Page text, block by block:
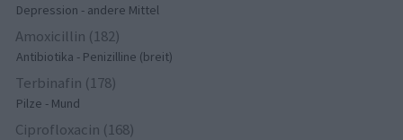
Depression - andere Mittel
Amoxicillin (182)
Antibiotika - Penizilline (breit)
Terbinafin (178)
Pilze - Mund
Ciprofloxacin (168)